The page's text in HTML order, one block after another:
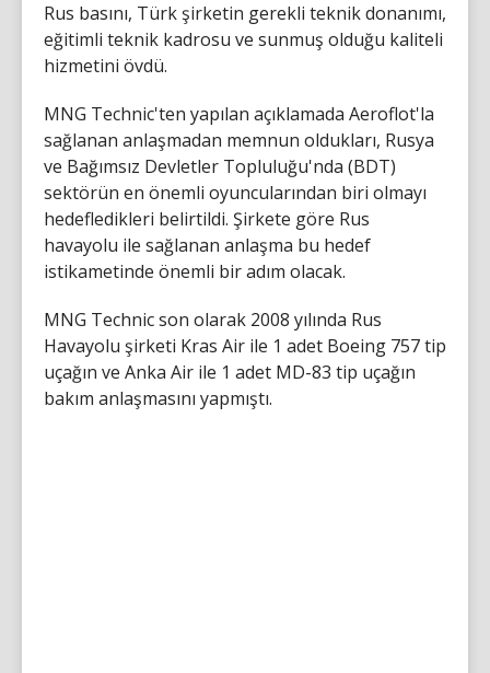
Rus basını, Türk şirketin gerekli teknik donanımı,
eğitimli teknik kadrosu ve sunmuş olduğu kaliteli
hizmetini övdü.
MNG Technic'ten yapılan açıklamada Aeroflot'la
sağlanan anlaşmadan memnun oldukları, Rusya
ve Bağımsız Devletler Topluluğu'nda (BDT)
sektörün en önemli oyuncularından biri olmayı
hedefledikleri belirtildi. Şirkete göre Rus
havayolu ile sağlanan anlaşma bu hedef
istikametinde önemli bir adım olacak.
MNG Technic son olarak 2008 yılında Rus
Havayolu şirketi Kras Air ile 1 adet Boeing 757 tip
uçağın ve Anka Air ile 1 adet MD-83 tip uçağın
bakım anlaşmasını yapmıştı.